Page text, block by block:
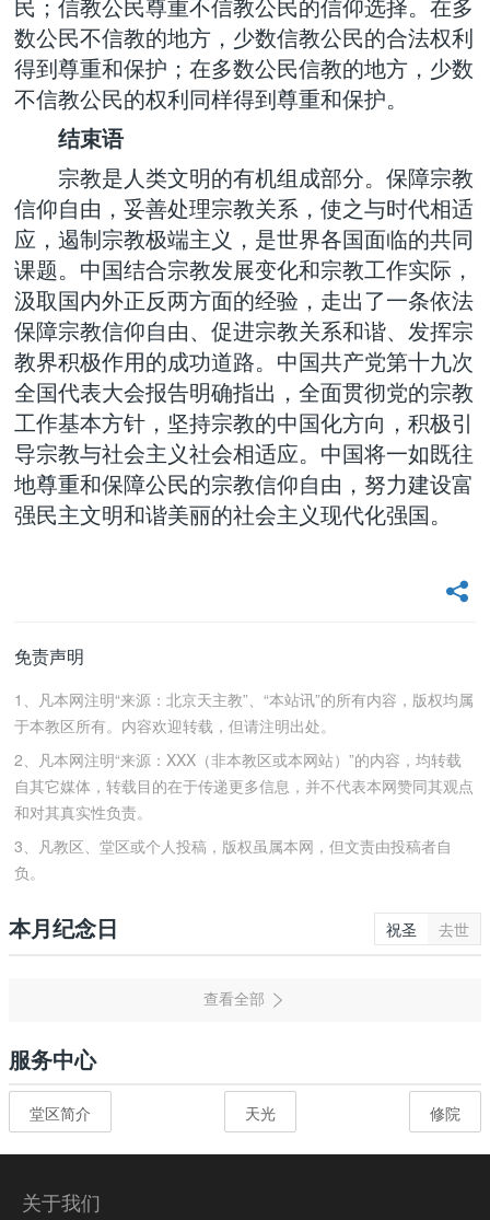
数公民不信教的地方，少数信教公民的合法权利
得到尊重和保护；在多数公民信教的地方，少数
不信教公民的权利同样得到尊重和保护。
结束语
宗教是人类文明的有机组成部分。保障宗教
信仰自由，妥善处理宗教关系，使之与时代相适
应，遏制宗教极端主义，是世界各国面临的共同
课题。中国结合宗教发展变化和宗教工作实际，
汲取国内外正反两方面的经验，走出了一条依法
保障宗教信仰自由、促进宗教关系和谐、发挥宗
教界积极作用的成功道路。中国共产党第十九次
全国代表大会报告明确指出，全面贯彻党的宗教
工作基本方针，坚持宗教的中国化方向，积极引
导宗教与社会主义社会相适应。中国将一如既往
地尊重和保障公民的宗教信仰自由，努力建设富
强民主文明和谐美丽的社会主义现代化强国。
免责声明
1、凡本网注明“来源：北京天主教”、“本站讯”的所有内容，版权均属
于本教区所有。内容欢迎转载，但请注明出处。
2、凡本网注明“来源：XXX（非本教区或本网站）”的内容，均转载
自其它媒体，转载目的在于传递更多信息，并不代表本网赞同其观点
和对其真实性负责。
3、凡教区、堂区或个人投稿，版权虽属本网，但文责由投稿者自
负。
本月纪念日 祝圣 去世
服务中心
堂区简介 天光 修院
关于我们